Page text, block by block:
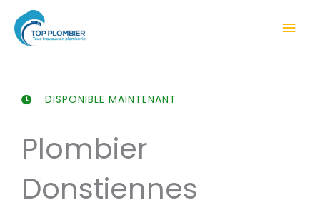
contenu
DISPONIBLE MAINTENANT
Plombier
Donstiennes